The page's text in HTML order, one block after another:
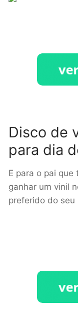
Disco de
para dia
E para o pai
ganhar um vinil
preferido do seu